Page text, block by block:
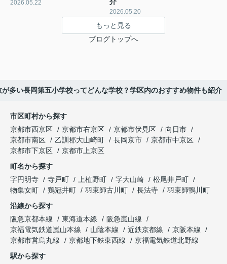
2026.05.22
2026.05.20
もっと見る
ブログトップへ
が多い長岡第五小学校ってどんな学校？学区内のおすすめ物件も紹介
市区町村から探す
京都市西京区
京都市右京区 京都市伏見区
向日市
京都市南区
乙訓郡大山崎町 長岡京市
京都市中京区
京都市下京区
京都市上京区
町名から探す
字円明寺
寺戸町 上植野町 字大山崎
松尾井戸町
物集女町
鶏冠井町 羽束師古川町 長法寺
羽束師鴨川町
沿線から探す
阪急京都本線
東海道本線
阪急嵐山線
京福電気鉄道嵐山本線
山陰本線 近鉄京都線
京阪本線
京都市営烏丸線
京都地下鉄東西線
京福電気鉄道北野線
駅から探す